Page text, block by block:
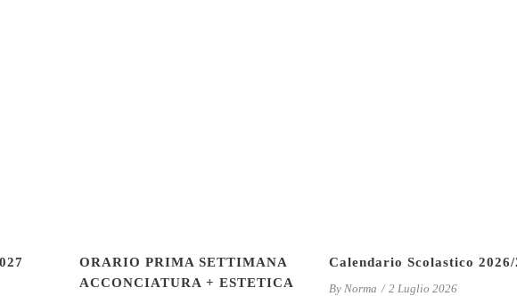
ORARIO PRIMA SETTIMANA
ACCONCIATURA + ESTETICA
Calendario Scolastico 2026/
By Norma 2 Luglio 2026